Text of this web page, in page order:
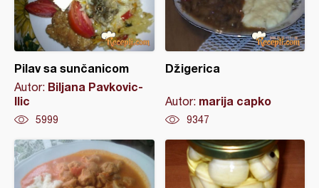
Pilav sa sunčanicom
Autor: Biljana Pavkovic-
Ilic
5999
Džigerica
Autor: marija capko
9347